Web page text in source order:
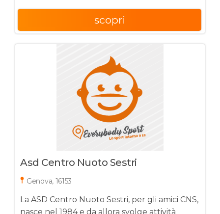
scopri
Asd Centro Nuoto Sestri
Genova, 16153
La ASD Centro Nuoto Sestri, per gli amici CNS,
nasce nel 1984 e da allora svolge attività